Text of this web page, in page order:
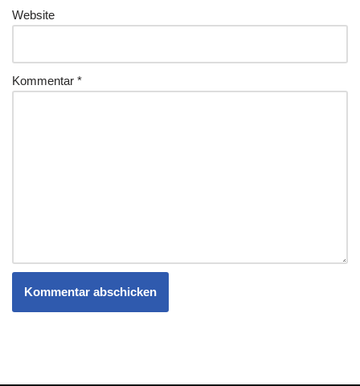
Website
Kommentar *